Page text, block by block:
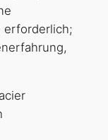
erforderlich;